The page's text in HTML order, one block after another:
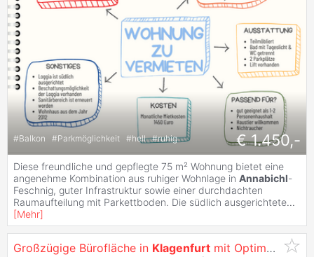
#Balkon #Parkmöglichkeit #hell #ruhig € 1.450,-
Diese freundliche und gepflegte 75 m² Wohnung bietet eine
angenehme Kombination aus ruhiger Wohnlage in Annabichl-
Feschnig, guter Infrastruktur sowie einer durchdachten
Raumaufteilung mit Parkettboden. Die südlich ausgerichtete...
[Mehr]
Großzügige Bürofläche in Klagenfurt mit Optimaler Werbewirksamkeit -